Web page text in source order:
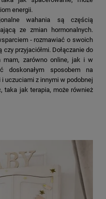
energii.
wahania są częścią
ze zmian hormonalnych.
- rozmawiać o swoich
przyjaciółmi. Dołączanie do
mam, zarówno online, jak i w
doskonałym sposobem na
uczuciami z innymi w podobnej
taka jak terapia, może również